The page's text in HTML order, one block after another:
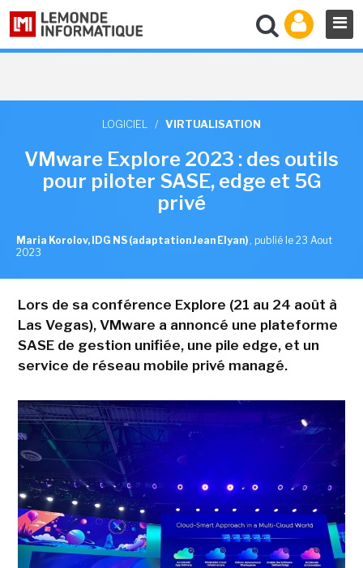
LOGICIEL / VIRTUALISATION
VMware Explore 2023 : des outils
pour piloter SASE, edge et 5G
privé
Maria Korolov, IDG NS (adaptation Jean Elyan) , publié le 23 Aout
2023
Lors de sa conférence Explore (21 au 24 août à
Las Vegas), VMware a annoncé une plateforme
SASE de gestion unifiée, une pile edge, et un
service de réseau mobile privé managé.